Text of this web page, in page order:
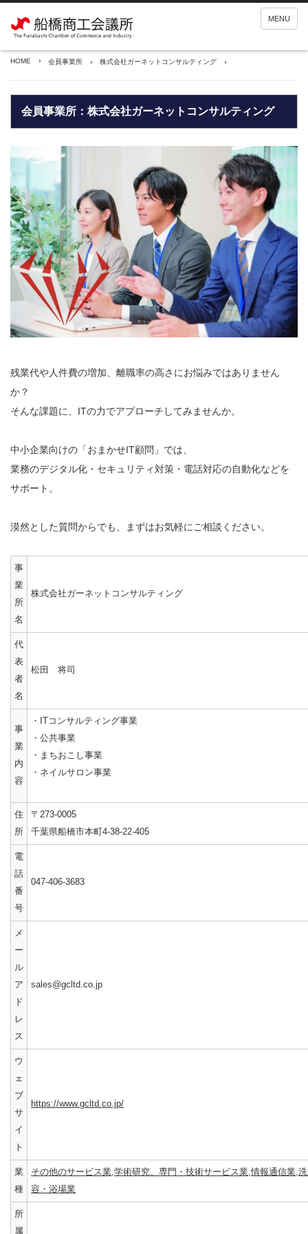
MENU
HOME 会員事業所 株式会社ガーネットコンサルティング
会員事業所：株式会社ガーネットコンサルティング
残業代や人件費の増加、離職率の高さにお悩みではありません
か？
そんな課題に、ITの力でアプローチしてみませんか。
中小企業向けの「おまかせIT顧問」では、
業務のデジタル化・セキュリティ対策・電話対応の自動化などを
サポート。
漠然とした質問からでも、まずはお気軽にご相談ください。
事
業
所
名
株式会社ガーネットコンサルティング
代
表
者
名
松田 将司
事
業
内
容
・ITコンサルティング事業
・公共事業
・まちおこし事業
・ネイルサロン事業
住
所
〒273-0005
千葉県船橋市本町4-38-22-405
電
話
番
号
047-406-3683
メ
ー
ル
ア
ド
レ
ス
sales@gcltd.co.jp
ウ
ェ
ブ
サ
イ
ト
https://www.gcltd.co.jp/
業
種
その他のサービス業,学術研究、専門・技術サービス業,情報通信業,
容・浴場業
所
属